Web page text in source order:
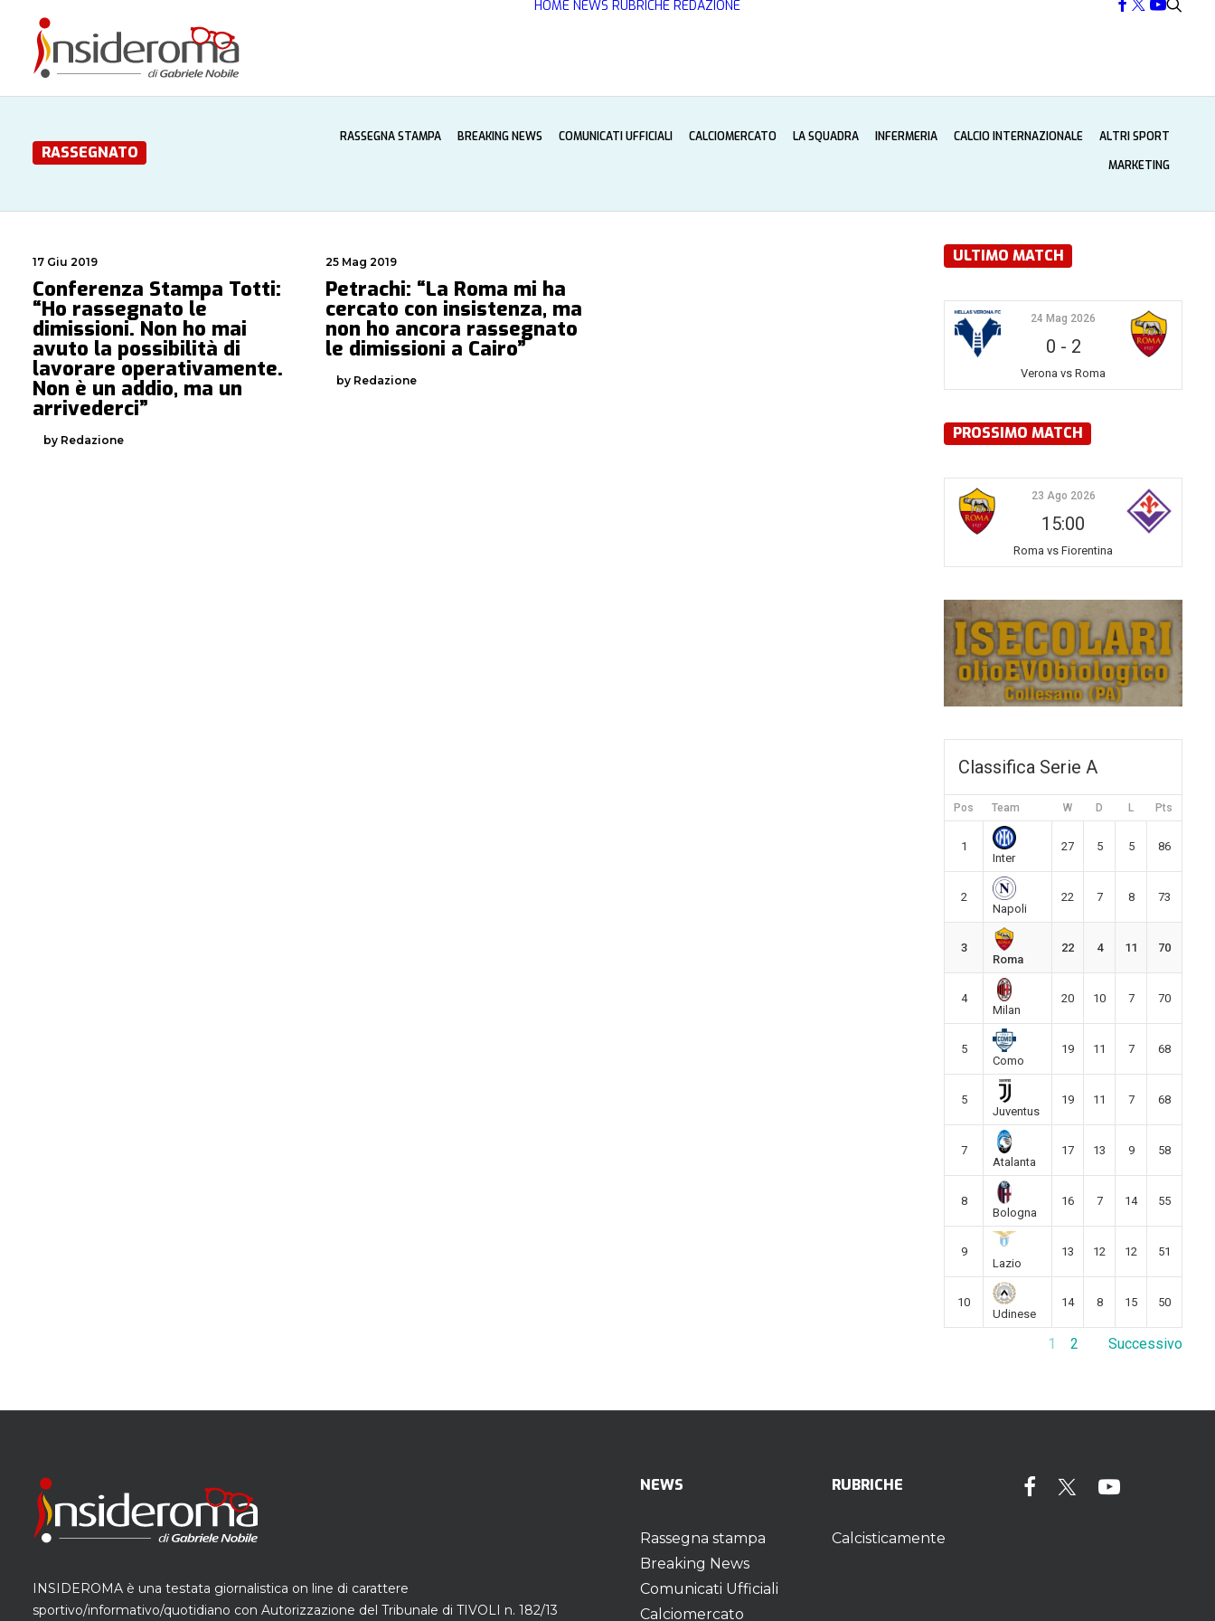
HOME NEWS RUBRICHE REDAZIONE
RASSEGNATO
RASSEGNA STAMPA BREAKING NEWS COMUNICATI UFFICIALI CALCIOMERCATO LA SQUADRA INFERMERIA CALCIO INTERNAZIONALE
ALTRI SPORT
MARKETING
17 Giu 2019
Conferenza Stampa Totti:
“Ho rassegnato le
dimissioni. Non ho mai
avuto la possibilità di
lavorare operativamente.
Non è un addio, ma un
arrivederci”
by Redazione
25 Mag 2019
Petrachi: “La Roma mi ha
cercato con insistenza, ma
non ho ancora rassegnato
le dimissioni a Cairo”
by Redazione
ULTIMO MATCH
24 Mag 2026
0 - 2
Verona vs Roma
PROSSIMO MATCH
23 Ago 2026
15:00
Roma vs Fiorentina
Classifica Serie A
Pos Team W D L Pts
1
Inter
27 5 5 86
2
Napoli
22 7 8 73
3
Roma
22 4 11 70
4
Milan
20 10 7 70
5
Como
19 11 7 68
5
Juventus
19 11 7 68
7
Atalanta
17 13 9 58
8
Bologna
16 7 14 55
9
Lazio
13 12 12 51
10
Udinese
14 8 15 50
1 2 Successivo
INSIDEROMA è una testata giornalistica on line di carattere
sportivo/informativo/quotidiano con Autorizzazione del Tribunale di TIVOLI n. 182/13
NEWS
Rassegna stampa
Breaking News
Comunicati Ufficiali
Calciomercato
RUBRICHE
Calcisticamente